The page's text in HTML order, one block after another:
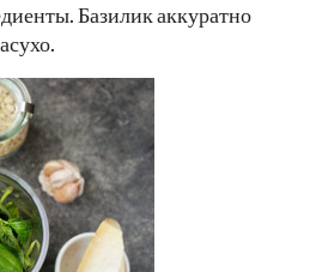
Базилик аккуратно